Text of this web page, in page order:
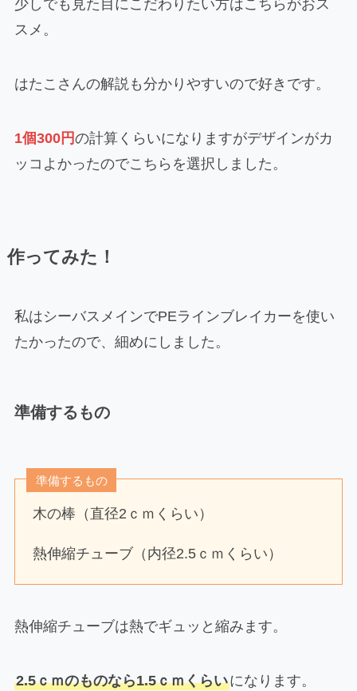
少しでも見た目にこだわりたい方はこちらがおス
スメ。
はたこさんの解説も分かりやすいので好きです。
1個300円の計算くらいになりますがデザインがカ
ッコよかったのでこちらを選択しました。
作ってみた！
私はシーバスメインでPEラインブレイカーを使い
たかったので、細めにしました。
準備するもの
準備するもの
木の棒（直径2ｃｍくらい）
熱伸縮チューブ（内径2.5ｃｍくらい）
熱伸縮チューブは熱でギュッと縮みます。
2.5ｃｍのものなら1.5ｃｍくらいになります。